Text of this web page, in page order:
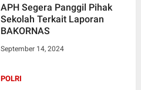
APH Segera Panggil Pihak
Sekolah Terkait Laporan
BAKORNAS
September 14, 2024
POLRI